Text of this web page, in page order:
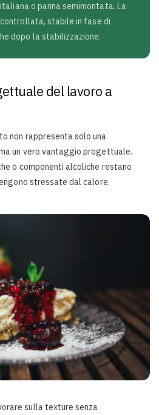
o panna semimontata. La
stabile in fase di
dopo la stabilizzazione.
del lavoro a
non rappresenta solo una
un vero vantaggio progettuale.
o componenti alcoliche restano
stressate dal calore.
sulla texture senza